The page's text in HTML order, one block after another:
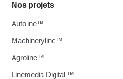
Nos projets
Autoline™
Machineryline™
Agroline™
Linemedia Digital ™